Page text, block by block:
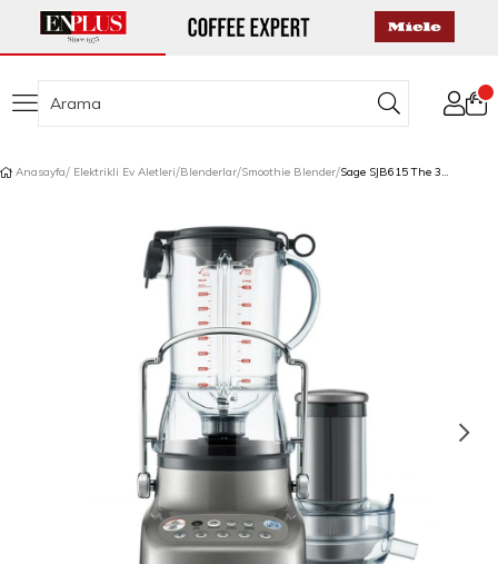
Anasayfa Elektrikli Ev Aletleri Blenderlar Smoothie Blender Sage SJB615 The 3X Bluicer™